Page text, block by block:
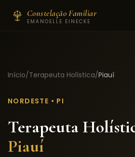
Constelação Familiar
EMANOELLE EINECKE
Início/Terapeuta Holística/Piauí
NORDESTE • PI
Terapeuta
Piauí